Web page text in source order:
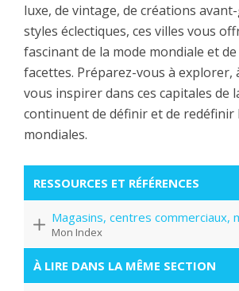
luxe, de vintage, de créations
styles éclectiques, ces villes vous
fascinant de la mode mondiale et
facettes. Préparez-vous à explorer,
vous inspirer dans ces capitales de
continuent de définir et de redéfinir
mondiales.
RESSOURCES ET RÉFÉRENCES
Magasins, centres commerciaux,
Mon Index
À LIRE DANS LA MÊME SECTION